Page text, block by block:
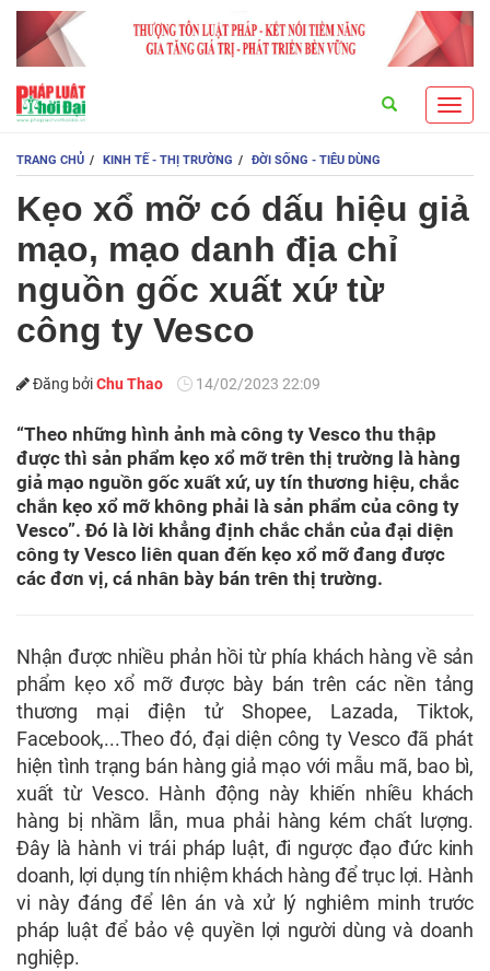
TRANG CHỦ KINH TẾ - THỊ TRƯỜNG ĐỜI SỐNG - TIÊU DÙNG
Kẹo xổ mỡ có dấu hiệu giả
mạo, mạo danh địa chỉ
nguồn gốc xuất xứ từ
công ty Vesco
Đăng bởiChu Thao 14/02/2023 22:09
“Theo những hình ảnh mà công ty Vesco thu thập
được thì sản phẩm kẹo xổ mỡ trên thị trường là hàng
giả mạo nguồn gốc xuất xứ, uy tín thương hiệu, chắc
chắn kẹo xổ mỡ không phải là sản phẩm của công ty
Vesco”. Đó là lời khẳng định chắc chắn của đại diện
công ty Vesco liên quan đến kẹo xổ mỡ đang được
các đơn vị, cá nhân bày bán trên thị trường.
Nhận được nhiều phản hồi từ phía khách hàng về sản
phẩm kẹo xổ mỡ được bày bán trên các nền tảng
thương mại điện tử Shopee, Lazada, Tiktok,
Facebook,...Theo đó, đại diện công ty Vesco đã phát
hiện tình trạng bán hàng giả mạo với mẫu mã, bao bì,
xuất từ Vesco. Hành động này khiến nhiều khách
hàng bị nhầm lẫn, mua phải hàng kém chất lượng.
Đây là hành vi trái pháp luật, đi ngược đạo đức kinh
doanh, lợi dụng tín nhiệm khách hàng để trục lợi. Hành
vi này đáng để lên án và xử lý nghiêm minh trước
pháp luật để bảo vệ quyền lợi người dùng và doanh
nghiệp.